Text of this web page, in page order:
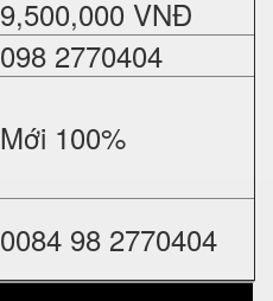
9,500,000 VNĐ
098 2770404
Mới 100%
0084 98 2770404